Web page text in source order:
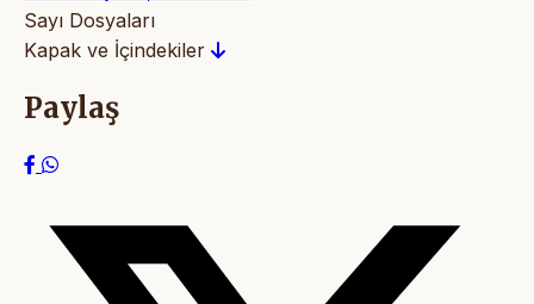
Sayı Dosyaları
Kapak ve İçindekiler
Paylaş